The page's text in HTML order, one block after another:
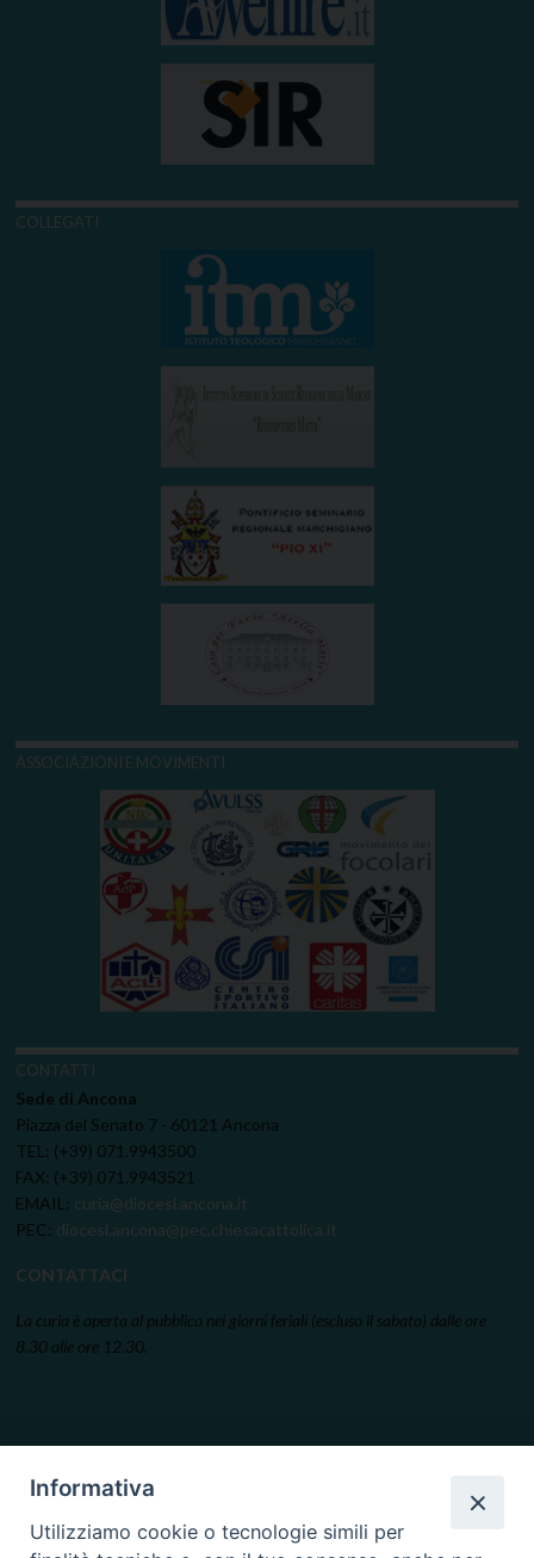
COLLEGATI
ASSOCIAZIONI E MOVIMENTI
CONTATTI
Sede di Ancona
Piazza del Senato 7 - 60121 Ancona
TEL: (+39) 071.9943500
FAX: (+39) 071.9943521
EMAIL: curia@diocesi.ancona.it
PEC: diocesi.ancona@pec.chiesacattolica.it
CONTATTACI
La curia è aperta al pubblico nei giorni feriali (escluso il sabato) dalle ore
8.30 alle ore 12.30.
Informativa
Utilizziamo cookie o tecnologie simili per